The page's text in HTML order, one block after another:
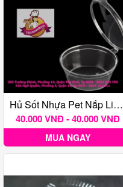
Hủ Sốt Nhựa Pet Nắp Liền 4Oz ( 100-110ml)
40.000 VNĐ - 40.000 VNĐ
MUA NGAY